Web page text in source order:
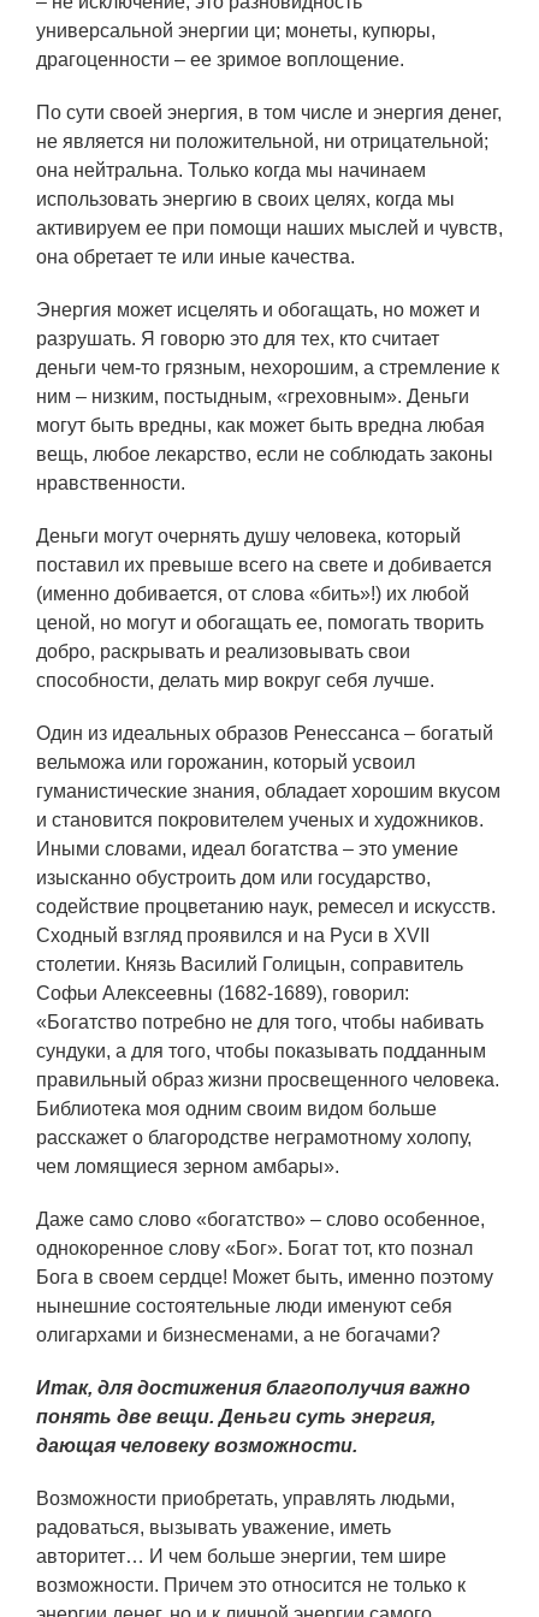
универсальной энергии ци; монеты, купюры,
драгоценности – ее зримое воплощение.
По сути своей энергия, в том числе и энергия денег,
не является ни положительной, ни отрицательной;
она нейтральна. Только когда мы начинаем
использовать энергию в своих целях, когда мы
активируем ее при помощи наших мыслей и чувств,
она обретает те или иные качества.
Энергия может исцелять и обогащать, но может и
разрушать. Я говорю это для тех, кто считает
деньги чем-то грязным, нехорошим, а стремление к
ним – низким, постыдным, «греховным». Деньги
могут быть вредны, как может быть вредна любая
вещь, любое лекарство, если не соблюдать законы
нравственности.
Деньги могут очернять душу человека, который
поставил их превыше всего на свете и добивается
(именно добивается, от слова «бить»!) их любой
ценой, но могут и обогащать ее, помогать творить
добро, раскрывать и реализовывать свои
способности, делать мир вокруг себя лучше.
Один из идеальных образов Ренессанса – богатый
вельможа или горожанин, который усвоил
гуманистические знания, обладает хорошим вкусом
и становится покровителем ученых и художников.
Иными словами, идеал богатства – это умение
изысканно обустроить дом или государство,
содействие процветанию наук, ремесел и искусств.
Сходный взгляд проявился и на Руси в XVII
столетии. Князь Василий Голицын, соправитель
Софьи Алексеевны (1682-1689), говорил:
«Богатство потребно не для того, чтобы набивать
сундуки, а для того, чтобы показывать подданным
правильный образ жизни просвещенного человека.
Библиотека моя одним своим видом больше
расскажет о благородстве неграмотному холопу,
чем ломящиеся зерном амбары».
Даже само слово «богатство» – слово особенное,
однокоренное слову «Бог». Богат тот, кто познал
Бога в своем сердце! Может быть, именно поэтому
нынешние состоятельные люди именуют себя
олигархами и бизнесменами, а не богачами?
Итак, для достижения благополучия важно
понять две вещи. Деньги суть энергия,
дающая человеку возможности.
Возможности приобретать, управлять людьми,
радоваться, вызывать уважение, иметь
авторитет… И чем больше энергии, тем шире
возможности. Причем это относится не только к